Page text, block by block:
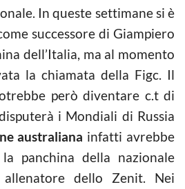
In queste settimane si è
successore di Giampiero
dell’Italia, ma al momento
la chiamata della Figc. Il
però diventare c.t di
i Mondiali di Russia
australiana infatti avrebbe
panchina della nazionale
allenatore dello Zenit. Nei